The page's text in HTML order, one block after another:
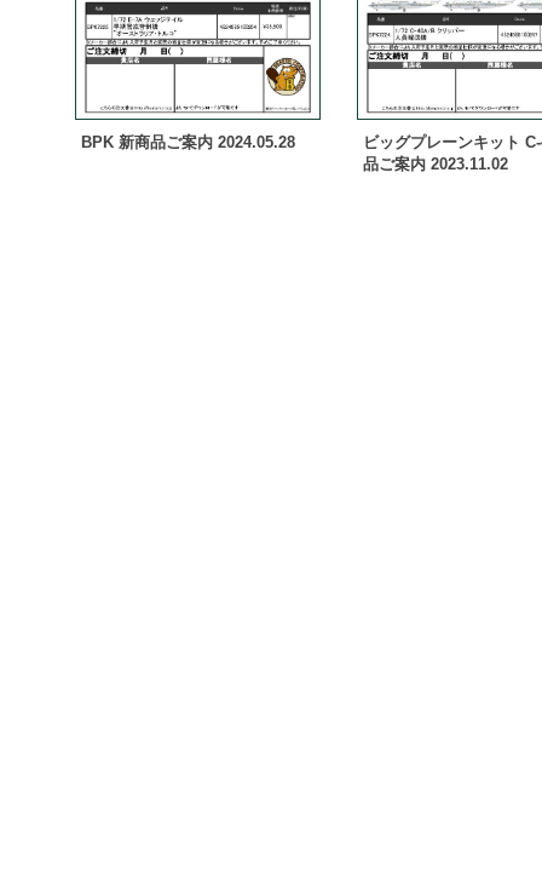
BPK 新商品ご案内 2024.05.28
ビッグプレーンキット
品ご案内 2023.11.02